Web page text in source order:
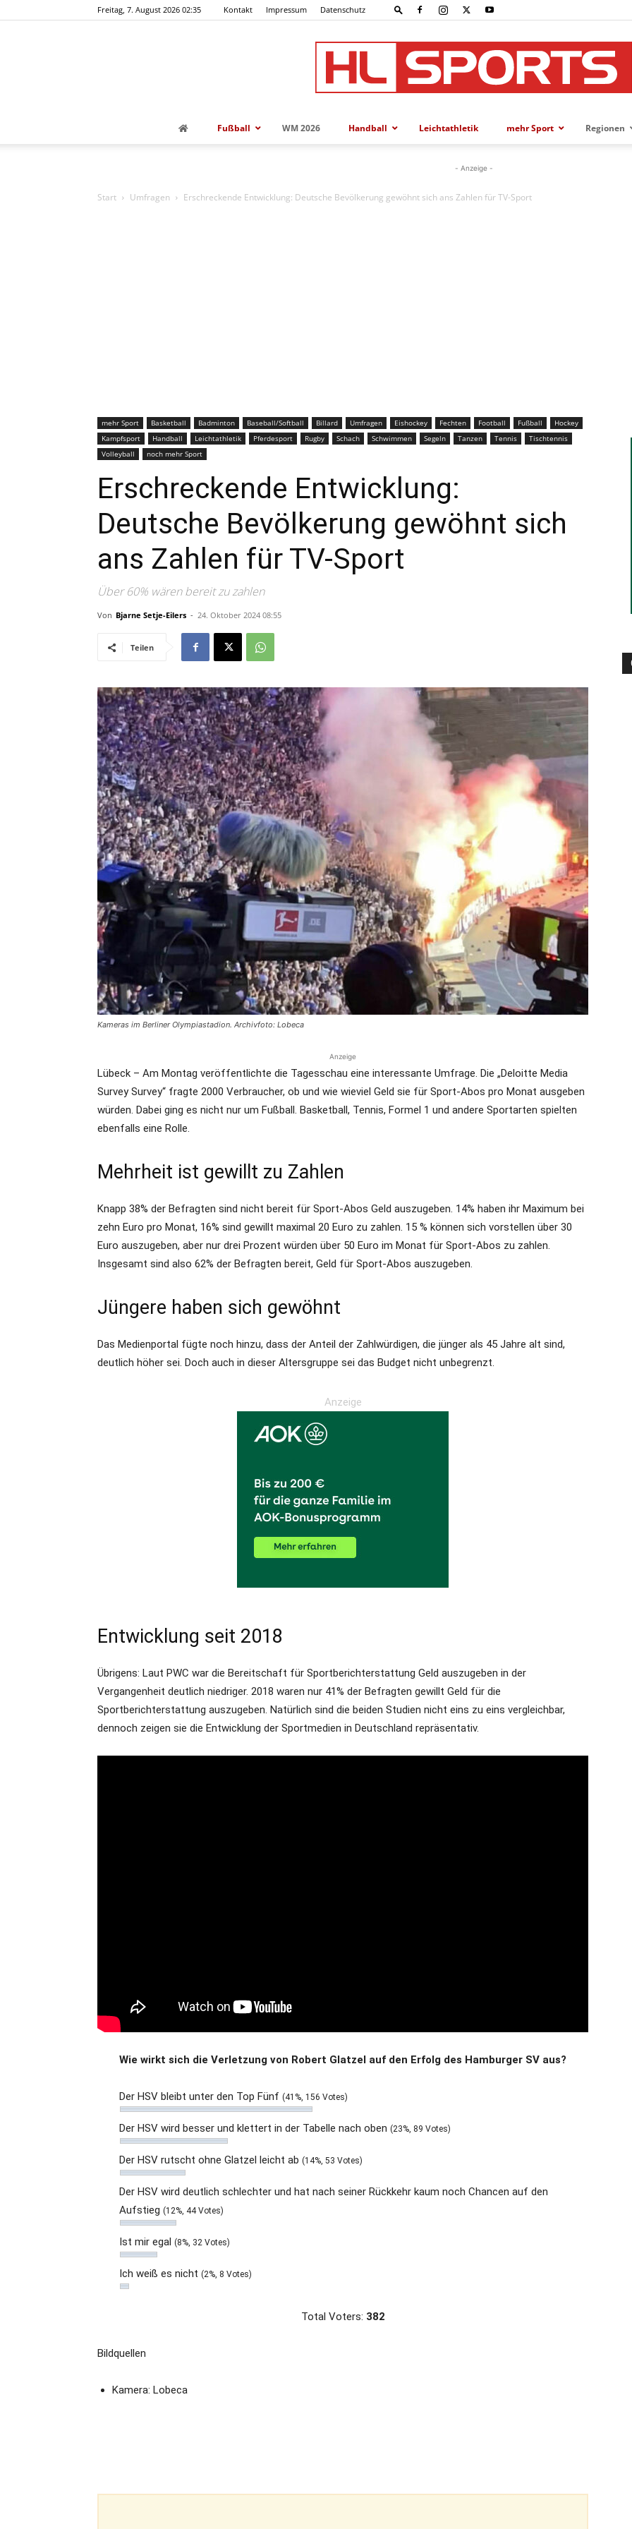
Freitag, 7. August 2026 02:35 Kontakt Impressum Datenschutz
die
Region
Lübeck
Fußball WM 2026 Handball Leichtathletik mehr Sport Regionen
- Anzeige -
Start Umfragen Erschreckende Entwicklung: Deutsche Bevölkerung gewöhnt sich ans Zahlen für TV-Sport
mehr Sport Basketball Badminton Baseball/Softball Billard Umfragen Eishockey Fechten Football Fußball
Hockey
Kampfsport
Handball Leichtathletik Pferdesport Rugby Schach Schwimmen Segeln Tanzen Tennis
Tischtennis
Volleyball
noch mehr Sport
Erschreckende Entwicklung:
Deutsche Bevölkerung gewöhnt sich
ans Zahlen für TV-Sport
Über 60% wären bereit zu zahlen
Von Bjarne Setje-Eilers - 24. Oktober 2024 08:55
Teilen
Kameras im Berliner Olympiastadion. Archivfoto: Lobeca
Anzeige
Lübeck – Am Montag veröffentlichte die Tagesschau eine interessante Umfrage. Die „Deloitte Media
Survey Survey“ fragte 2000 Verbraucher, ob und wie wieviel Geld sie für Sport-Abos pro Monat ausgeben
würden. Dabei ging es nicht nur um Fußball. Basketball, Tennis, Formel 1 und andere Sportarten spielten
ebenfalls eine Rolle.
Mehrheit ist gewillt zu Zahlen
Knapp 38% der Befragten sind nicht bereit für Sport-Abos Geld auszugeben. 14% haben ihr Maximum bei
zehn Euro pro Monat, 16% sind gewillt maximal 20 Euro zu zahlen. 15 % können sich vorstellen über 30
Euro auszugeben, aber nur drei Prozent würden über 50 Euro im Monat für Sport-Abos zu zahlen.
Insgesamt sind also 62% der Befragten bereit, Geld für Sport-Abos auszugeben.
Jüngere haben sich gewöhnt
Das Medienportal fügte noch hinzu, dass der Anteil der Zahlwürdigen, die jünger als 45 Jahre alt sind,
deutlich höher sei. Doch auch in dieser Altersgruppe sei das Budget nicht unbegrenzt.
Anzeige
Entwicklung seit 2018
Übrigens: Laut PWC war die Bereitschaft für Sportberichterstattung Geld auszugeben in der
Vergangenheit deutlich niedriger. 2018 waren nur 41% der Befragten gewillt Geld für die
Sportberichterstattung auszugeben. Natürlich sind die beiden Studien nicht eins zu eins vergleichbar,
dennoch zeigen sie die Entwicklung der Sportmedien in Deutschland repräsentativ.
Wie wirkt sich die Verletzung von Robert Glatzel auf den Erfolg des Hamburger SV aus?
Der HSV bleibt unter den Top Fünf (41%, 156 Votes)
Der HSV wird besser und klettert in der Tabelle nach oben (23%, 89 Votes)
Der HSV rutscht ohne Glatzel leicht ab (14%, 53 Votes)
Der HSV wird deutlich schlechter und hat nach seiner Rückkehr kaum noch Chancen auf den
Aufstieg (12%, 44 Votes)
Ist mir egal (8%, 32 Votes)
Ich weiß es nicht (2%, 8 Votes)
Total Voters: 382
Bildquellen
Kamera: Lobeca